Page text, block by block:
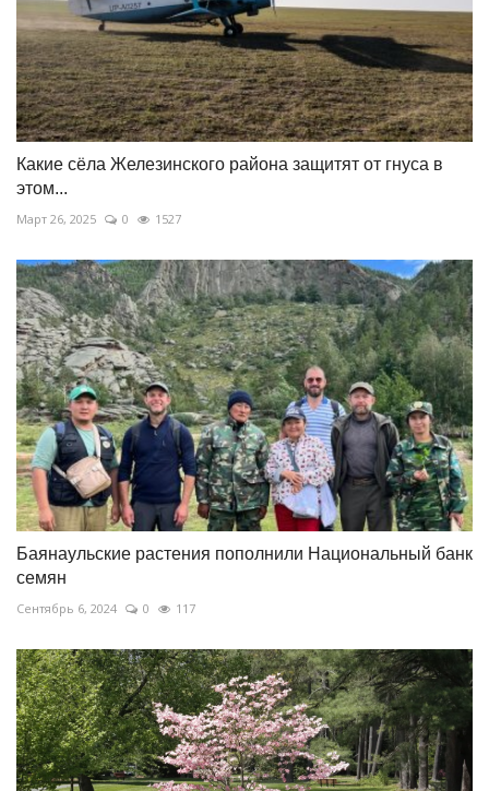
Какие сёла Железинского района защитят от гнуса в
этом...
Март 26, 2025 0 1527
Баянаульские растения пополнили Национальный банк
семян
Сентябрь 6, 2024 0 117